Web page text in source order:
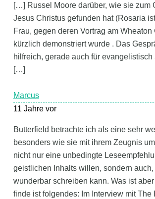
[…] Russel Moore darüber, wie sie zum
Jesus Christus gefunden hat (Rosaria
Frau, gegen deren Vortrag am Wheaton
kürzlich demonstriert wurde . Das
hilfreich, gerade auch für evangelistisch
[…]
Marcus
11 Jahre vor
Butterfield betrachte ich als eine sehr
besonders wie sie mit ihrem Zeugnis
nicht nur eine unbedingte
geistlichen Inhalts willen, sondern
wunderbar schreiben kann. Was ist
finde ist folgendes: Im Interview mit The